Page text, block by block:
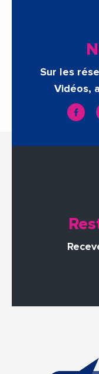
Sur les
Vidéos,